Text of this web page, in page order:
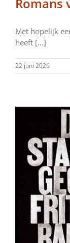
Met hopelijk
heeft [...]
22 juni 2026